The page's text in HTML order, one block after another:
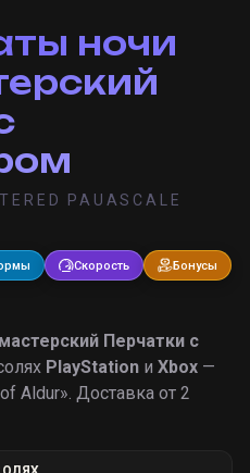
ночи
PAUASCALE
Скорость Бонусы
Перчатки с
PlayStation и Xbox —
Aldur». Доставка от 2